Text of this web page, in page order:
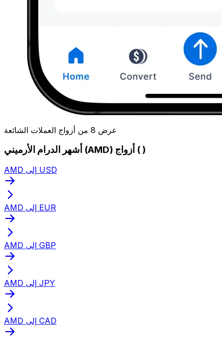
عرض 8 من أزواج العملات الشائعة
أشهر الدرام الأرميني (AMD) أزواج ( )
AMD إلى USD
AMD إلى EUR
AMD إلى GBP
AMD إلى JPY
AMD إلى CAD